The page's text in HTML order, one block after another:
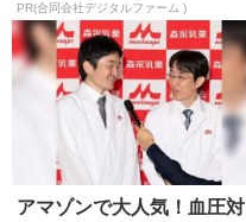
PR(合同会社デジタルファーム )
アマゾンで大人気！血圧対